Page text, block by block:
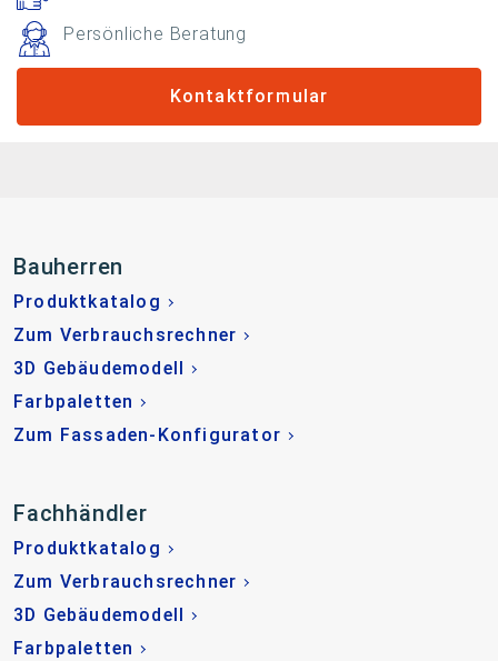
Persönliche Beratung
Kontaktformular
Bauherren
Produktkatalog
Zum Verbrauchsrechner
3D Gebäudemodell
Farbpaletten
Zum Fassaden-Konfigurator
Fachhändler
Produktkatalog
Zum Verbrauchsrechner
3D Gebäudemodell
Farbpaletten